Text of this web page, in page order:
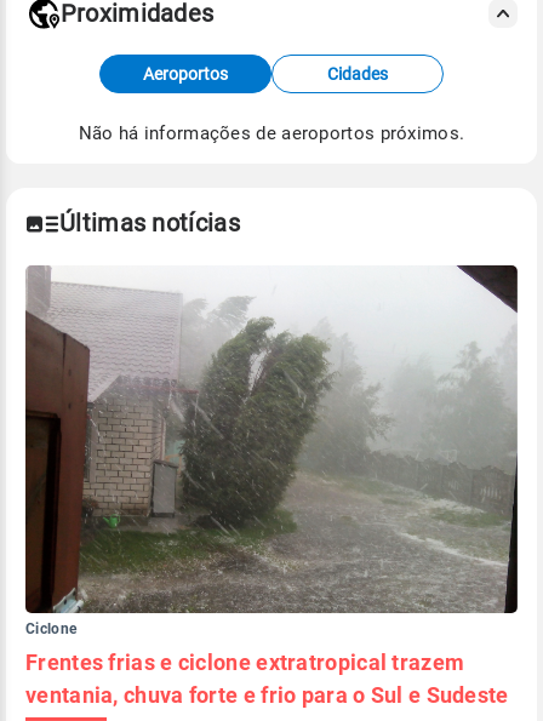
Fonte: dados combinados de estações
meteorológicas e satélite do Centro de Previsão
de Tempo e Estudos Climáticos (CPTEC).
Proximidades
Aeroportos Cidades
Não há informações de aeroportos próximos.
Últimas notícias
Ciclone
Frentes frias e ciclone extratropical trazem
ventania, chuva forte e frio para o Sul e Sudeste